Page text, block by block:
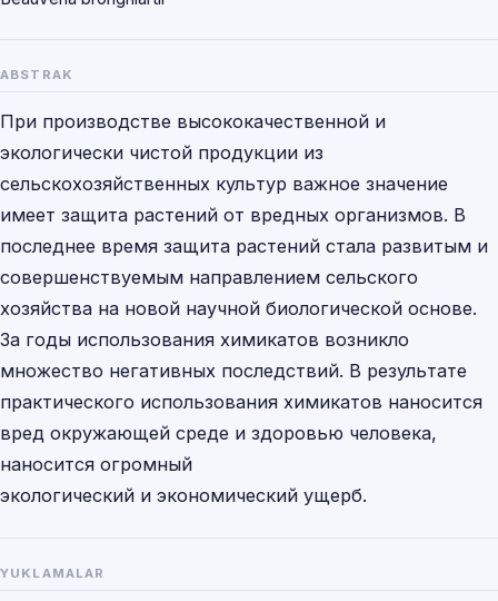
ABSTRAK
При производстве высококачественной и
экологически чистой продукции из
сельскохозяйственных культур важное значение
имеет защита растений от вредных организмов. В
последнее время защита растений стала развитым и
совершенствуемым направлением сельского
хозяйства на новой научной биологической основе.
За годы использования химикатов возникло
множество негативных последствий. В результате
практического использования химикатов наносится
вред окружающей среде и здоровью человека,
наносится огромный
экологический и экономический ущерб.
YUKLAMALAR